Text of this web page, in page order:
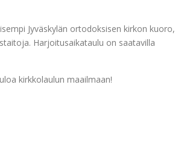
Jyväskylän ortodoksisen kirkon kuoro,
Harjoitusaikataulu on saatavilla
kirkkolaulun maailmaan!